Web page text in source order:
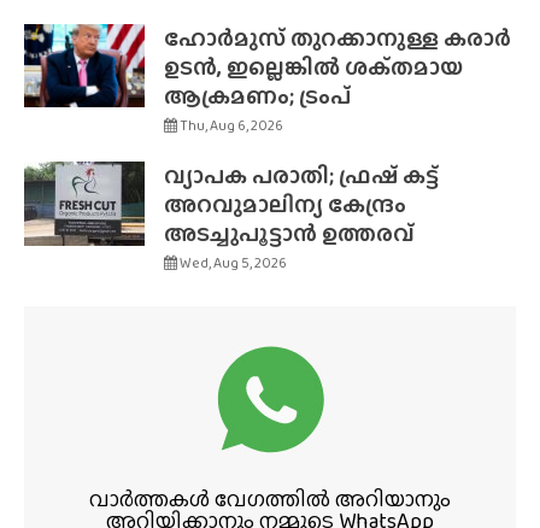
ഹോർമുസ് തുറക്കാനുള്ള കരാർ
ഉടൻ, ഇല്ലെങ്കിൽ ശക്‌തമായ
ആക്രമണം; ട്രംപ്
Thu, Aug 6, 2026
വ്യാപക പരാതി; ഫ്രഷ് കട്ട്
അറവുമാലിന്യ കേന്ദ്രം
അടച്ചുപൂട്ടാൻ ഉത്തരവ്
Wed, Aug 5, 2026
വാർത്തകൾ വേഗത്തിൽ അറിയാനും
അറിയിക്കാനും നമ്മുടെ WhatsApp